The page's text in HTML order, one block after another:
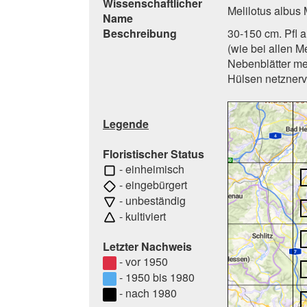
Wissenschaftlicher
Name
Melilotus albus
Beschreibung
30-150 cm. Pfl
(wie bei allen
Nebenblätter
Hülsen
Legende
Floristischer Status
- einheimisch
- eingebürgert
- unbeständig
- kultiviert
Letzter Nachweis
- vor 1950
- 1950 bis 1980
- nach 1980